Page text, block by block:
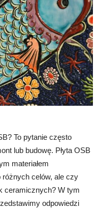
To pytanie często
lub budowę. Płyta OSB
materiałem
celów, ale czy
ceramicznych? W tym
odpowiedzi